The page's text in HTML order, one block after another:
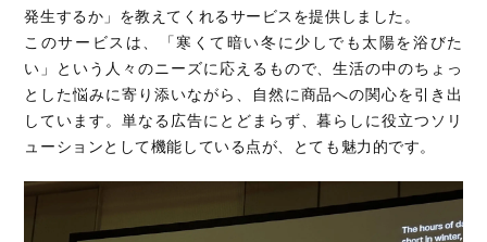
発生するか」を教えてくれるサービスを提供しました。
このサービスは、「寒くて暗い冬に少しでも太陽を浴びた
い」という人々のニーズに応えるもので、生活の中のちょっ
とした悩みに寄り添いながら、自然に商品への関心を引き出
しています。単なる広告にとどまらず、暮らしに役立つソリ
ューションとして機能している点が、とても魅力的です。